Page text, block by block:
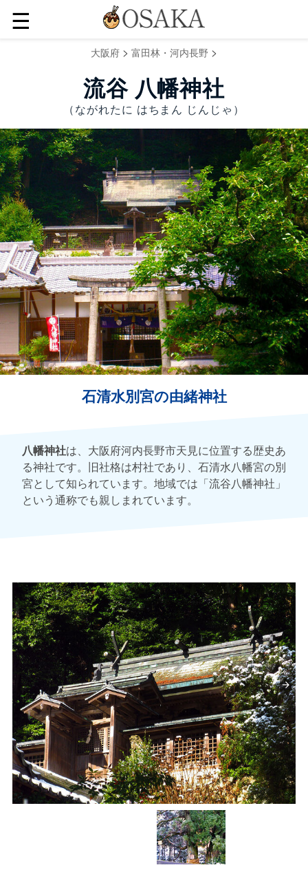
☰
大阪府 > 富田林・河内長野 >
流谷 八幡神社
（ながれたに はちまん じんじゃ）
石清水別宮の由緒神社
八幡神社は、大阪府河内長野市天見に位置する歴史あ
る神社です。旧社格は村社であり、石清水八幡宮の別
宮として知られています。地域では「流谷八幡神社」
という通称でも親しまれています。